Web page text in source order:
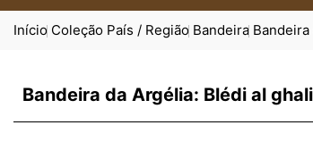
Início Coleção País / Região Bandeira
Bandeira da Argélia: Blédi al